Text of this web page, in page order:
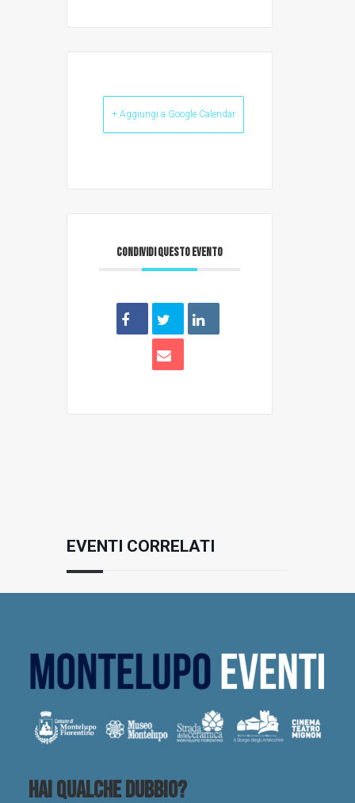
+ Aggiungi a Google Calendar
CONDIVIDI QUESTO EVENTO
EVENTI CORRELATI
Hai qualche dubbio?